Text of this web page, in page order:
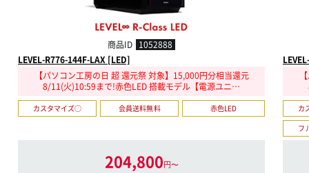
商品ID 1052888
LEVEL-R776-144F-LAX [LED]
【パソコン工房の日 超 還元祭 対象】15,000円分相当還元
8/11(火)10:59まで!赤色LED 搭載モデル【電源ユニ…
カスタマイズ○ 会員送料無料 赤色LED
204,800円〜
カ
フ